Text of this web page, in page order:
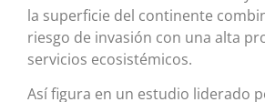
la superficie del continente
riesgo de invasión con una alta
servicios ecosistémicos.
Así figura en un estudio liderado